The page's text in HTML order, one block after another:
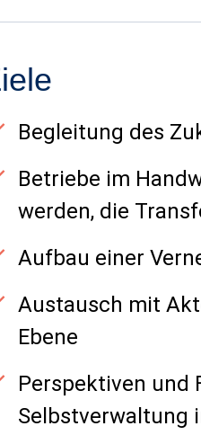
Begleitung des
Betriebe im
werden, die
Aufbau einer
Austausch mit
Ebene
Perspektiven und
Selbstverwaltung